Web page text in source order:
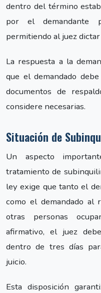
dentro del término
por el demandante
permitiendo al juez
La respuesta a la
que el demandado
documentos de
considere necesarias.
Situación de
Un aspecto
tratamiento de
ley exige que tanto el
como el demandado al
otras personas
afirmativo, el juez
dentro de tres días
juicio.
Esta disposición